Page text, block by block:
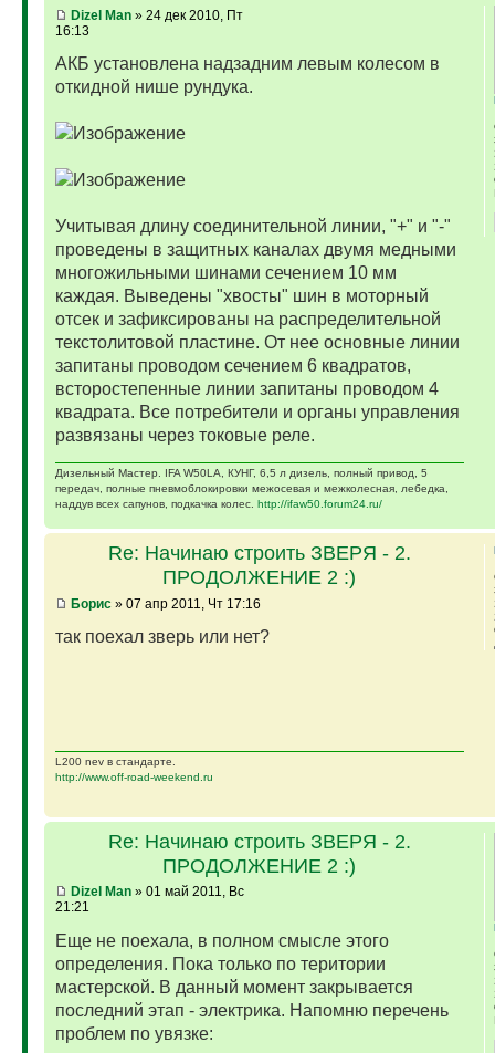
Dizel Man» 24 дек 2010, Пт
16:13
АКБ установлена надзадним левым колесом в
откидной нише рундука.
Учитывая длину соединительной линии, "+" и "-"
проведены в защитных каналах двумя медными
многожильными шинами сечением 10 мм
каждая. Выведены "хвосты" шин в моторный
отсек и зафиксированы на распределительной
текстолитовой пластине. От нее основные линии
запитаны проводом сечением 6 квадратов,
всторостепенные линии запитаны проводом 4
квадрата. Все потребители и органы управления
развязаны через токовые реле.
Дизельный Мастер. IFA W50LA, КУНГ, 6,5 л дизель, полный привод, 5
передач, полные пневмоблокировки межосевая и межколесная, лебедка,
наддув всех сапунов, подкачка колес. http://ifaw50.forum24.ru/
Re: Начинаю строить ЗВЕРЯ - 2.
ПРОДОЛЖЕНИЕ 2 :)
Борис» 07 апр 2011, Чт 17:16
так поехал зверь или нет?
L200 nev в стандарте.
http://www.off-road-weekend.ru
Re: Начинаю строить ЗВЕРЯ - 2.
ПРОДОЛЖЕНИЕ 2 :)
Dizel Man» 01 май 2011, Вс
21:21
Еще не поехала, в полном смысле этого
определения. Пока только по територии
мастерской. В данный момент закрывается
последний этап - электрика. Напомню перечень
проблем по увязке: